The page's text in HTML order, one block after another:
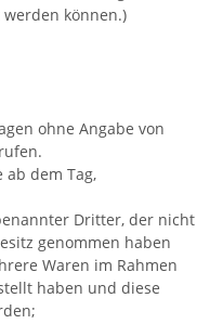
können.)
ohne Angabe von
dem Tag,
Dritter, der nicht
genommen haben
Waren im Rahmen
haben und diese
;